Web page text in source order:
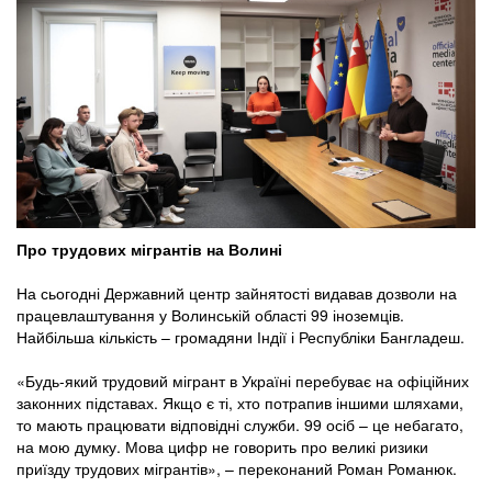
Про трудових мігрантів на Волині
На сьогодні Державний центр зайнятості видавав дозволи на
працевлаштування у Волинській області 99 іноземців.
Найбільша кількість – громадяни Індії і Республіки Бангладеш.
«Будь-який трудовий мігрант в Україні перебуває на офіційних
законних підставах. Якщо є ті, хто потрапив іншими шляхами,
то мають працювати відповідні служби. 99 осіб – це небагато,
на мою думку. Мова цифр не говорить про великі ризики
приїзду трудових мігрантів», – переконаний Роман Романюк.